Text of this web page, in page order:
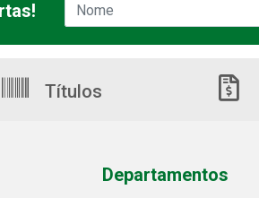
Títulos
Departamentos